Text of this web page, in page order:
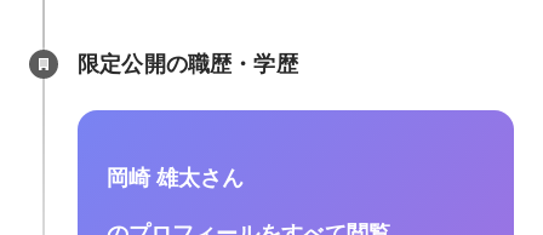
限定公開の職歴・学歴
岡崎 雄太さん